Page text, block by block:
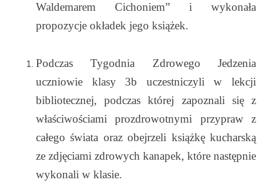
Waldemarem Cichoniem” i wykonała
propozycje okładek jego książek.
Podczas Tygodnia Zdrowego Jedzenia
uczniowie klasy 3b uczestniczyli w lekcji
bibliotecznej, podczas której zapoznali się z
właściwościami prozdrowotnymi przypraw z
całego świata oraz obejrzeli książkę kucharską
ze zdjęciami zdrowych kanapek, które następnie
wykonali w klasie.